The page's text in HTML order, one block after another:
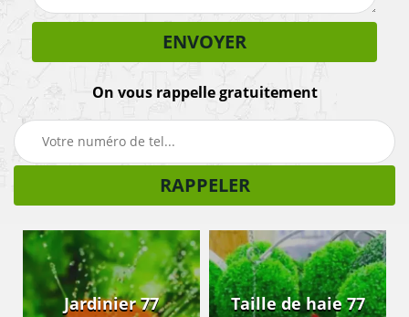
On vous rappelle gratuitement
Jardinier 77 Taille de haie 77